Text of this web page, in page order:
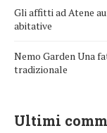
Gli affitti ad Atene
abitative
Nemo Garden Una
tradizionale
Ultimi